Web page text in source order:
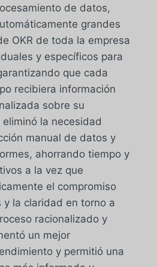
de datos,
grandes
OKR de toda la empresa
y específicos para
que cada
recibiera información
sobre su
la necesidad
manual de datos y
ahorrando tiempo y
a la vez que
el compromiso
y la claridad en torno a
racionalizado y
un mejor
y permitió una